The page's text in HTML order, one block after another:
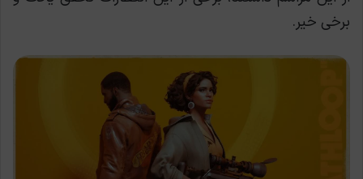
برخی خیر.